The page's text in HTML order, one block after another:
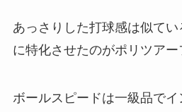
あっさりした打球感は似て
に特化させたのがポリツアー
ボールスピードは一級品で